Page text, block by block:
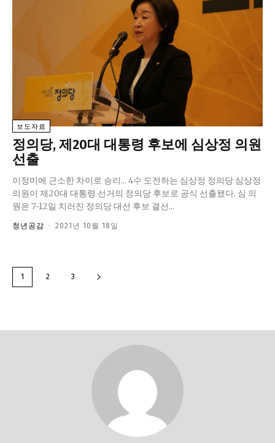
보도자료
정의당, 제20대 대통령 후보에 심상정 의원
선출
이정미에 근소한 차이로 승리... 4수 도전하는 심상정 정의당 심상정
의원이 제20대 대통령 선거의 정의당 후보로 공식 선출됐다. 심 의
원은 7~12일 치러진 정의당 대선 후보 결선...
청년공감 - 2021년 10월 18일
1 2 3